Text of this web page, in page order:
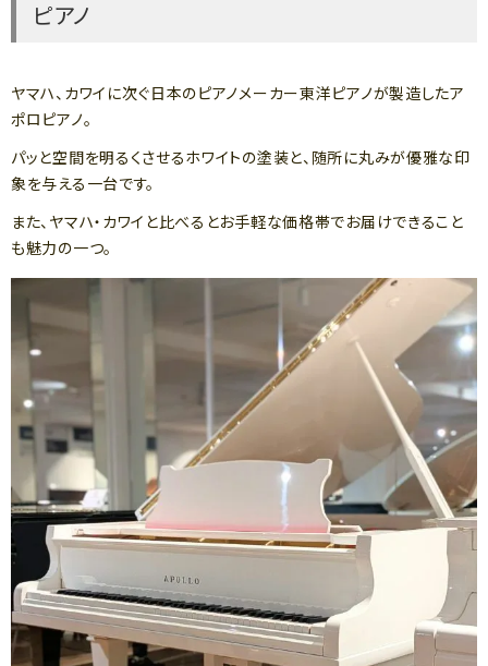
ピアノ
ヤマハ、カワイに次ぐ日本のピアノメーカー東洋ピアノが製造したア
ポロピアノ。
パッと空間を明るくさせるホワイトの塗装と、随所に丸みが優雅な印
象を与える一台です。
また、ヤマハ・カワイと比べるとお手軽な価格帯でお届けできること
も魅力の一つ。